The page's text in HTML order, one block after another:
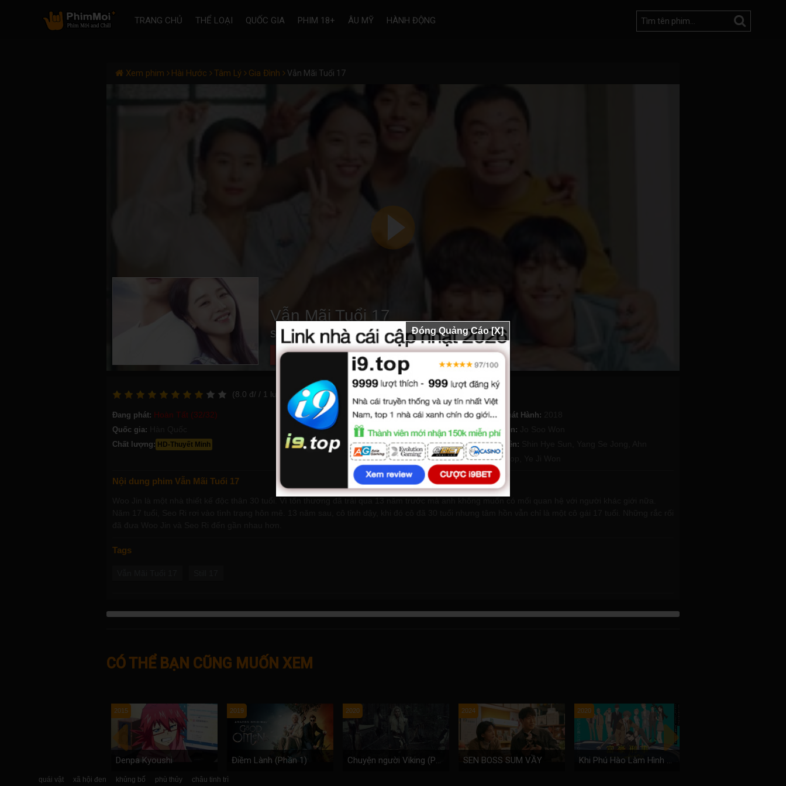
TRANG CHỦ THỂ LOẠI QUỐC GIA PHIM 18+ ÂU MỸ HÀNH ĐỘNG
Xem phim Hài Hước Tâm Lý Gia Đình Vẫn Mãi Tuổi 17
Vẫn Mãi Tuổi 17
Still 17 (2018)
Xem phim
(8.0 đ/ / 1 lượt)
Đang phát: Hoàn Tất (32/32) Tổng số tập: 32 Tập Năm Phát Hành:
Quốc gia: Thể loại: Hài Hước ,Tâm Lý,Gia Đình Đạo diễn:
Chất lượng: HD-Thuyết Minh Thời lượng: 27 phút Diễn viên:
Hyo Seop
Nội dung phim Vẫn Mãi Tuổi 17
Tags
CÓ THỂ BẠN CŨNG MUỐN XEM
2015
Denpa Kyoushi
2019
Điềm Lành (Phần 1)
2020
Chuyện người Viking (Phần 3)
2024
SEN BOSS SUM VẦY
2020
Khi Phú Hào Làm Hình Sự
quái vật xã hội đen khủng bố phù thủy châu tinh trì
Đóng Quảng Cáo [X]